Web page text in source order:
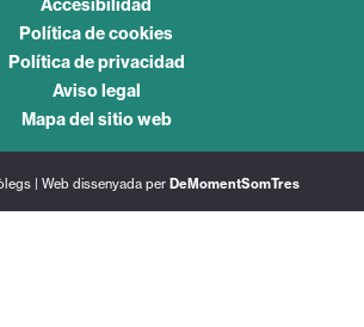
Accesibilidad
Política de cookies
Política de privacidad
Aviso legal
Mapa del sitio web
| Web dissenyada per DeMomentSomTres